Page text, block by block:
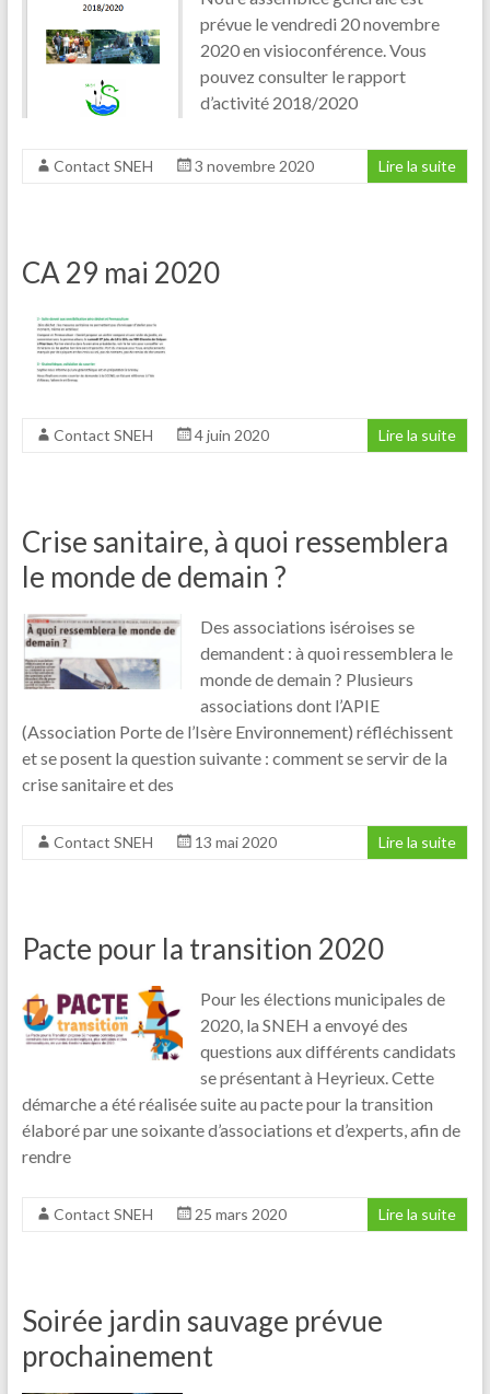
prévue le vendredi 20 novembre
2020 en visioconférence. Vous
pouvez consulter le rapport
d’activité 2018/2020
Contact SNEH 3 novembre 2020 Lire la suite
CA 29 mai 2020
Contact SNEH 4 juin 2020 Lire la suite
Crise sanitaire, à quoi ressemblera
le monde de demain ?
Des associations iséroises se
demandent : à quoi ressemblera le
monde de demain ? Plusieurs
associations dont l’APIE
(Association Porte de l’Isère Environnement) réfléchissent
et se posent la question suivante : comment se servir de la
crise sanitaire et des
Contact SNEH 13 mai 2020 Lire la suite
Pacte pour la transition 2020
Pour les élections municipales de
2020, la SNEH a envoyé des
questions aux différents candidats
se présentant à Heyrieux. Cette
démarche a été réalisée suite au pacte pour la transition
élaboré par une soixante d’associations et d’experts, afin de
rendre
Contact SNEH 25 mars 2020 Lire la suite
Soirée jardin sauvage prévue
prochainement